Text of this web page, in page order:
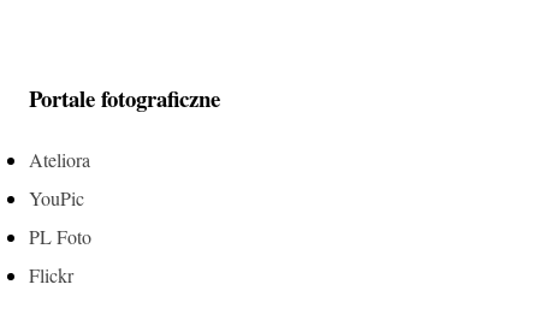
Portale fotograficzne
Ateliora
YouPic
PL Foto
Flickr